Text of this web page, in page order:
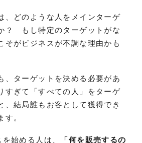
、どのような人をメインターゲ
？ もし特定のターゲットがな
そがビジネスが不調な理由かも
、ターゲットを決める必要があ
すぎて「すべての人」をターゲ
、結局誰もお客として獲得でき
す。
始める人は、
「何を販売するの